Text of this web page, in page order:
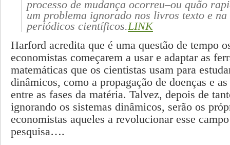
processo de mudança ocorreu–ou quão
um problema ignorado nos livros texto e
periódicos científicos.LINK
Harford acredita que é uma questão de tempo
economistas começarem a usar e adaptar as
matemáticas que os cientistas usam para
dinâmicos, como a propagação de doenças e
entre as fases da matéria. Talvez, depois de
ignorando os sistemas dinâmicos, serão os
economistas aqueles a revolucionar esse
pesquisa….